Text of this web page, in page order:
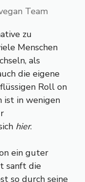
Team
zu
Menschen
als
die eigene
Roll on
ist in wenigen
hier.
ein guter
sanft die
so durch seine